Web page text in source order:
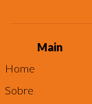
Main
Home
Sobre